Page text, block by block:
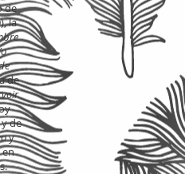
de
la
de
y de
y